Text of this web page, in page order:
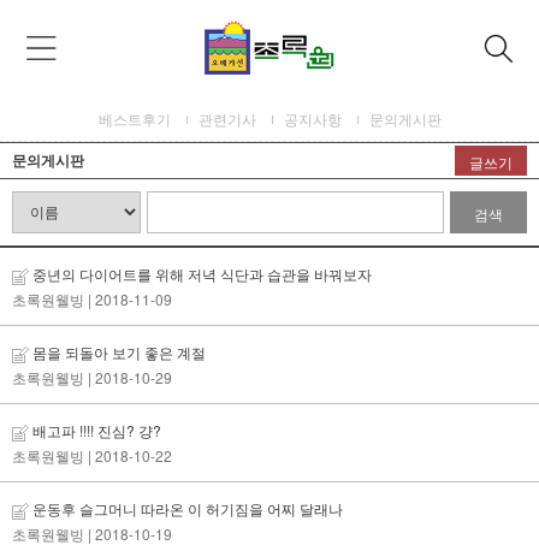
베스트후기 관련기사 공지사항 문의게시판
문의게시판 글쓰기
검색
중년의 다이어트를 위해 저녁 식단과 습관을 바꿔보자
초록원웰빙 | 2018-11-09
몸을 되돌아 보기 좋은 계절
초록원웰빙 | 2018-10-29
배고파 !!!! 진심? 걍?
초록원웰빙 | 2018-10-22
운동후 슬그머니 따라온 이 허기짐을 어찌 달래나
초록원웰빙 | 2018-10-19